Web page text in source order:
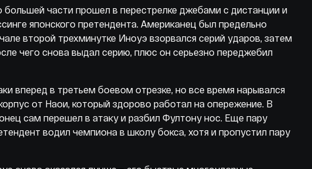
большей части прошел в перестрелке джебами с дистанции и
японского претендента. Американец был предельно
второй трехминутке Иноуэ взорвался серий ударов, затем
чего снова выдал серию, плюс он серьезно переджебил
вперед в третьем боевом отрезке, но все время нарывался
от Наои, который здорово работал на опережение. В
сам перешел в атаку и разбил Фултону нос. Еще пару
водил чемпиона в школу бокса, хотя и пропустил пару